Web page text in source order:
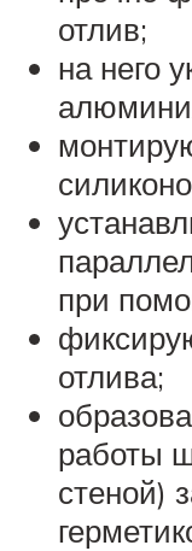
отлив;
на него
при
отлива;
работы
стеной)